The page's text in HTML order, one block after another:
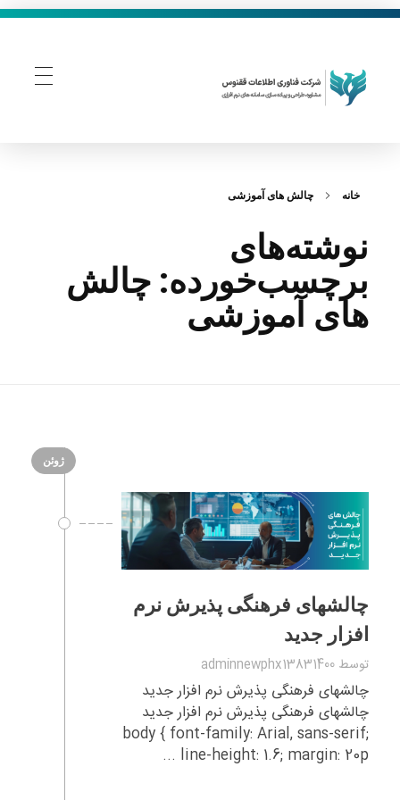
خانه چالش‌ های آموزشی
نوشته‌های
برچسب‌خورده: چالش‌
های آموزشی
ژوئن
چالشهای فرهنگی پذیرش نرم‌
افزار جدید
توسط adminnewphx13831400
چالشهای فرهنگی پذیرش نرم‌ افزار جدید
چالشهای فرهنگی پذیرش نرم‌ افزار جدید
body { font-family: Arial, sans-serif;
line-height: 1.6; margin: 20p ...